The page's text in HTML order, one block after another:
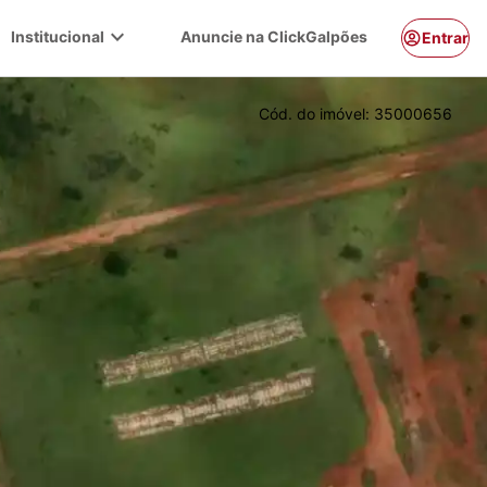
Institucional expand_more Anuncie na ClickGalpões Entrar
Cód. do imóvel: 35000656